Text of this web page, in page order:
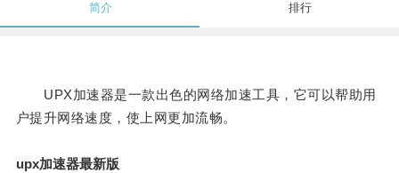
简介 排行
UPX加速器是一款出色的网络加速工具，它可以帮助用
户提升网络速度，使上网更加流畅。
upx加速器最新版